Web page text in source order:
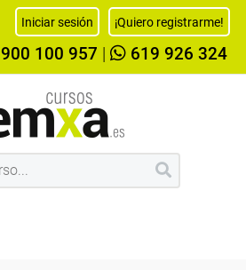
Iniciar sesión ¡Quiero registrarme!
900 100 957 619 926 324